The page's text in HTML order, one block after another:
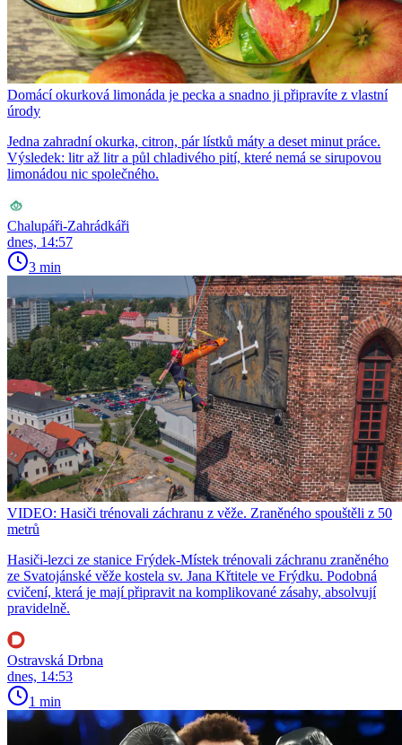
Domácí okurková limonáda je pecka a snadno ji připravíte z vlastní
úrody
Jedna zahradní okurka, citron, pár lístků máty a deset minut práce.
Výsledek: litr až litr a půl chladivého pití, které nemá se sirupovou
limonádou nic společného.
Chalupáři-Zahrádkáři
dnes, 14:57
3 min
VIDEO: Hasiči trénovali záchranu z věže. Zraněného spouštěli z 50
metrů
Hasiči-lezci ze stanice Frýdek-Místek trénovali záchranu zraněného
ze Svatojánské věže kostela sv. Jana Křtitele ve Frýdku. Podobná
cvičení, která je mají připravit na komplikované zásahy, absolvují
pravidelně.
Ostravská Drbna
dnes, 14:53
1 min